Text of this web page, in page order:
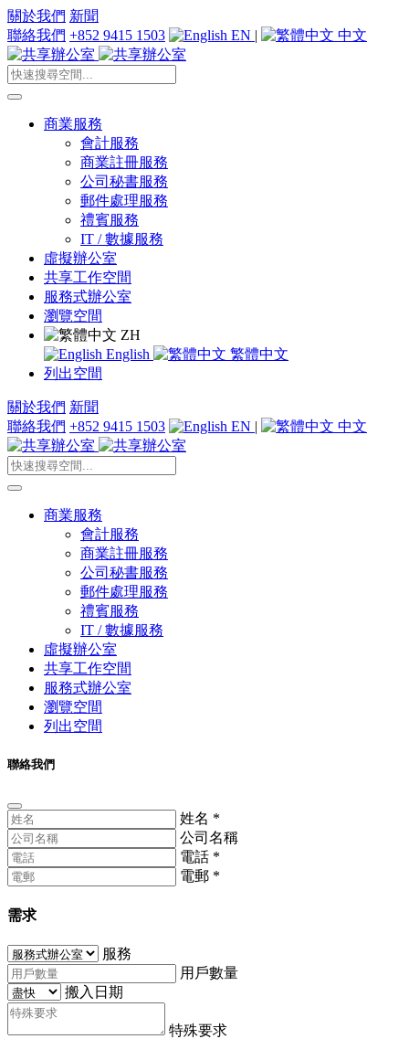
關於我們 新聞
聯絡我們 +852 9415 1503 EN | 中文
商業服務
會計服務
商業註冊服務
公司秘書服務
郵件處理服務
禮賓服務
IT / 數據服務
虛擬辦公室
共享工作空間
服務式辦公室
瀏覽空間
ZH
English
繁體中文
列出空間
關於我們 新聞
聯絡我們 +852 9415 1503 EN | 中文
商業服務
會計服務
商業註冊服務
公司秘書服務
郵件處理服務
禮賓服務
IT / 數據服務
虛擬辦公室
共享工作空間
服務式辦公室
瀏覽空間
列出空間
聯絡我們
姓名 *
公司名稱
電話 *
電郵 *
需求
服務
用戶數量
搬入日期
特殊要求